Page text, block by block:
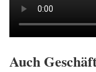
Auch